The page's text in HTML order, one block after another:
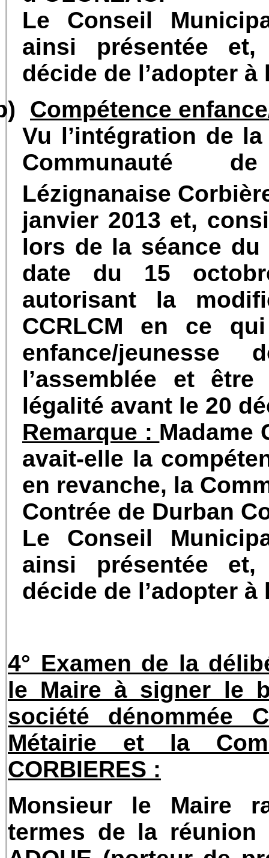
Le Conseil
ainsi présentée
décide de l’adopter à
Compétence
Vu l’intégration de
Communauté
Lézignanaise
janvier 2013 et,
lors de la séance du
date du 15
autorisant la
CCRLCM en ce
enfance/
l’assemblée et
légalité avant le 20
Remarque : Madame
avait-elle la
en revanche, la
Contrée de Durban
Le Conseil
ainsi présentée
décide de l’adopter à
4° Examen de la
le Maire à signer le
société dénommée
Métairie et la
CORBIERES :
Monsieur le Maire
termes de la réunion